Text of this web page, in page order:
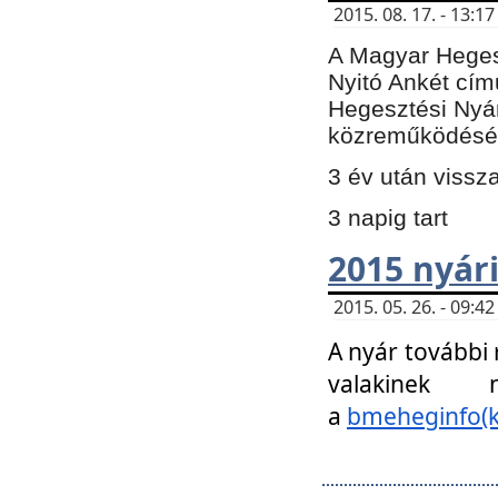
2015. 08. 17. -
A Magyar
Nyitó Ankét
Hegesztési
3 év után
3 napig tart
2015
2015. 05. 26. -
A nyár további
a